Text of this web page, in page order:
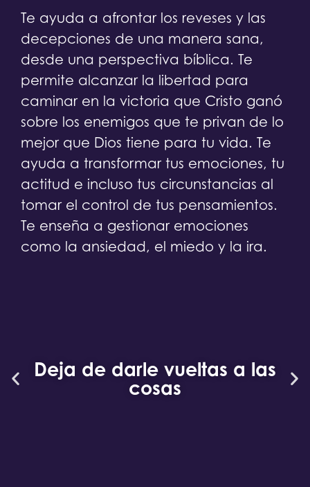
Te ayuda a afrontar los reveses y las
decepciones de una manera sana,
desde una perspectiva bíblica. Te
permite alcanzar la libertad para
caminar en la victoria que Cristo ganó
sobre los enemigos que te privan de lo
mejor que Dios tiene para tu vida. Te
ayuda a transformar tus emociones, tu
actitud e incluso tus circunstancias al
tomar el control de tus pensamientos.
Te enseña a gestionar emociones
como la ansiedad, el miedo y la ira.
Deja de darle vueltas a las
cosas